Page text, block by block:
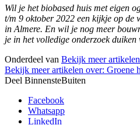
Wil je het biobased huis met eigen
t/m 9 oktober 2022 een kijkje op de
in Almere. En wil je nog meer
je in het volledige onderzoek
Onderdeel van Bekijk meer
Bekijk meer artikelen over: Groene
Deel BinnensteBuiten
Facebook
Whatsapp
LinkedIn